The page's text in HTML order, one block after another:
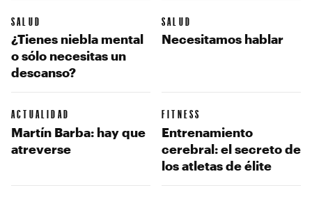
SALUD
¿Tienes niebla mental
o sólo necesitas un
descanso?
SALUD
Necesitamos hablar
ACTUALIDAD
Martín Barba: hay que
atreverse
FITNESS
Entrenamiento
cerebral: el secreto de
los atletas de élite